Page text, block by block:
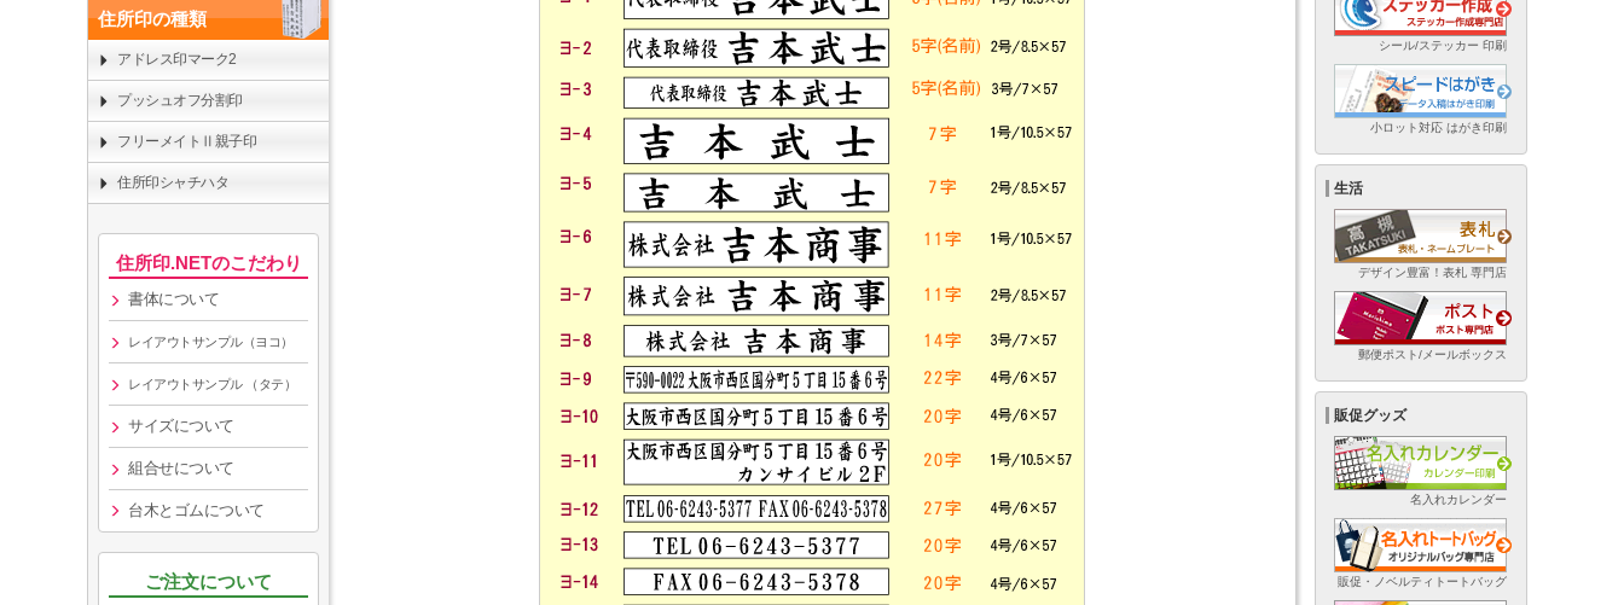
住所印の種類
アドレス印マーク2
プッシュオフ分割印
フリーメイトⅡ親子印
住所印シャチハタ
住所印.NETのこだわり
書体について
レイアウトサンプル（ヨコ）
レイアウトサンプル （タテ）
サイズについて
組合せについて
台木とゴムについて
ご注文について
シール/ステッカー 印刷
小ロット対応 はがき印刷
生活
デザイン豊富！表札 専門店
郵便ポスト/メールボックス
販促グッズ
名入れカレンダー
販促・ノベルティトートバッグ